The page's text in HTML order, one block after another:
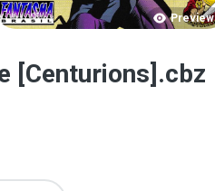
Preview
[Centurions].cbz